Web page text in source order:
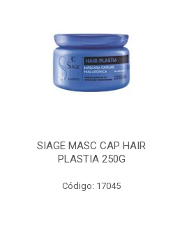
SIAGE MASC CAP HAIR
PLASTIA 250G
Código: 17045